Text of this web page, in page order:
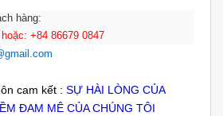
hàng:
+84 86679 0847
cam kết : SỰ HÀI LÒNG CỦA
ĐAM MÊ CỦA CHÚNG TÔI